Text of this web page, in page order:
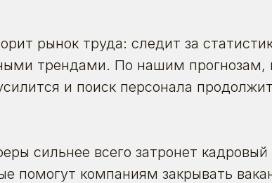
рынок труда: следит за
трендами. По нашим прогнозам,
и поиск персонала продолжит
сильнее всего затронет кадровый
помогут компаниям закрывать